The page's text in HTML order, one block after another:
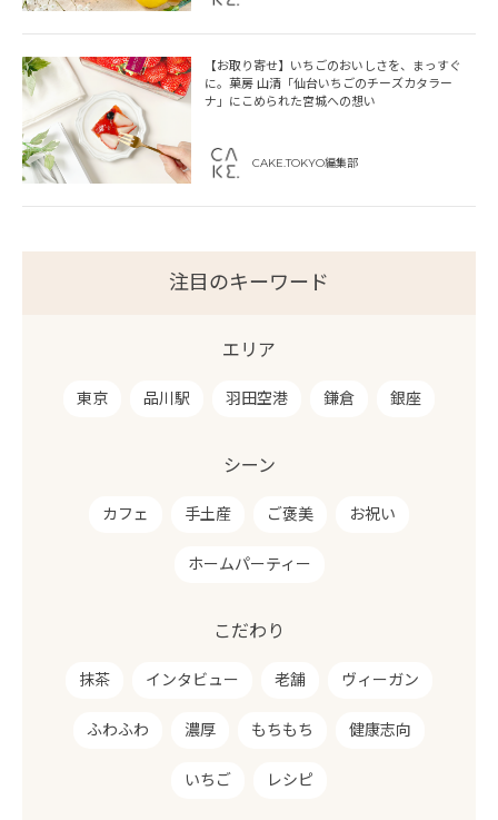
【お取り寄せ】いちごのおいしさを、まっすぐ
に。菓房 山清「仙台いちごのチーズカタラー
ナ」にこめられた宮城への想い
CAKE.TOKYO編集部
注目のキーワード
エリア
東京 品川駅 羽田空港 鎌倉 銀座
シーン
カフェ 手土産 ご褒美 お祝い
ホームパーティー
こだわり
抹茶 インタビュー 老舗 ヴィーガン
ふわふわ 濃厚 もちもち 健康志向
いちご レシピ